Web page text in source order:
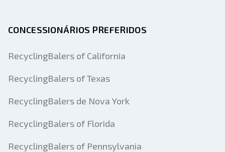
CONCESSIONÁRIOS PREFERIDOS
RecyclingBalers of California
RecyclingBalers of Texas
RecyclingBalers de Nova York
RecyclingBalers of Florida
RecyclingBalers of Pennsylvania